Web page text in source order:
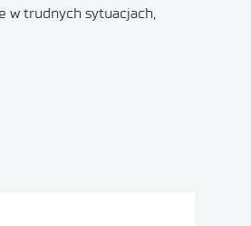
w trudnych sytuacjach,